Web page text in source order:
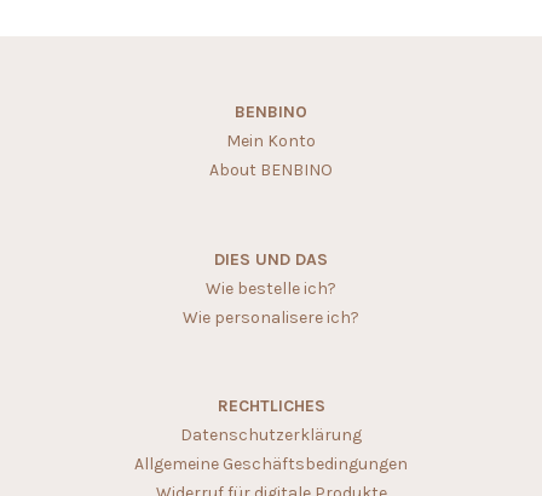
BENBINO
Mein Konto
About BENBINO
DIES UND DAS
Wie bestelle ich?
Wie personalisere ich?
RECHTLICHES
Datenschutzerklärung
Allgemeine Geschäftsbedingungen